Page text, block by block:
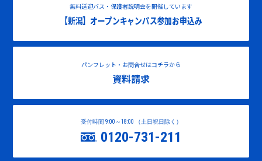
無料送迎バス・保護者説明会を開催しています
【新潟】オープンキャンパス参加お申込み
パンフレット・お問合せはコチラから
資料請求
受付時間 9:00～18:00 （土日祝日除く）
0120-731-211